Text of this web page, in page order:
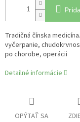
Tradičná čínska
vyčerpanie,
po chorobe, operácii
Detailné informácie
OPÝTAŤ SA